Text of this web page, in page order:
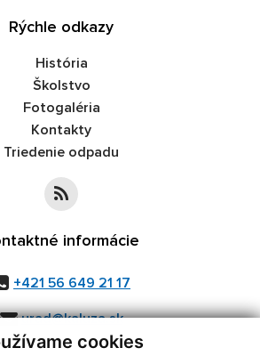
cookies
Rýchle odkazy
História
Školstvo
Fotogaléria
Kontakty
Triedenie odpadu
informácie
+421 56 649 21 17
urad@kaluza.sk